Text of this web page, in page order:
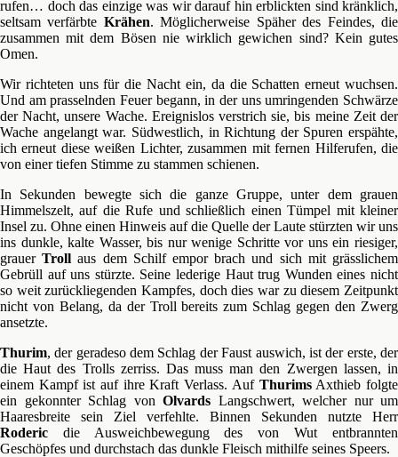
rufen… doch das einzige was wir darauf hin erblickten sind kränklich,
seltsam verfärbte Krähen. Möglicherweise Späher des Feindes, die
zusammen mit dem Bösen nie wirklich gewichen sind? Kein gutes
Omen.
Wir richteten uns für die Nacht ein, da die Schatten erneut wuchsen.
Und am prasselnden Feuer begann, in der uns umringenden Schwärze
der Nacht, unsere Wache. Ereignislos verstrich sie, bis meine Zeit der
Wache angelangt war. Südwestlich, in Richtung der Spuren erspähte,
ich erneut diese weißen Lichter, zusammen mit fernen Hilferufen, die
von einer tiefen Stimme zu stammen schienen.
In Sekunden bewegte sich die ganze Gruppe, unter dem grauen
Himmelszelt, auf die Rufe und schließlich einen Tümpel mit kleiner
Insel zu. Ohne einen Hinweis auf die Quelle der Laute stürzten wir uns
ins dunkle, kalte Wasser, bis nur wenige Schritte vor uns ein riesiger,
grauerTroll aus dem Schilf empor brach und sich mit grässlichem
Gebrüll auf uns stürzte. Seine lederige Haut trug Wunden eines nicht
so weit zurückliegenden Kampfes, doch dies war zu diesem Zeitpunkt
nicht von Belang, da der Troll bereits zum Schlag gegen den Zwerg
ansetzte.
Thurim, der geradeso dem Schlag der Faust auswich, ist der erste, der
die Haut des Trolls zerriss. Das muss man den Zwergen lassen, in
einem Kampf ist auf ihre Kraft Verlass. Auf ThurimsAxthieb folgte
ein gekonnter Schlag von Olvards Langschwert, welcher nur um
Haaresbreite sein Ziel verfehlte. Binnen Sekunden nutzte Herr
Roderic die Ausweichbewegung des von Wut entbrannten
Geschöpfes und durchstach das dunkle Fleisch mithilfe seines Speers.